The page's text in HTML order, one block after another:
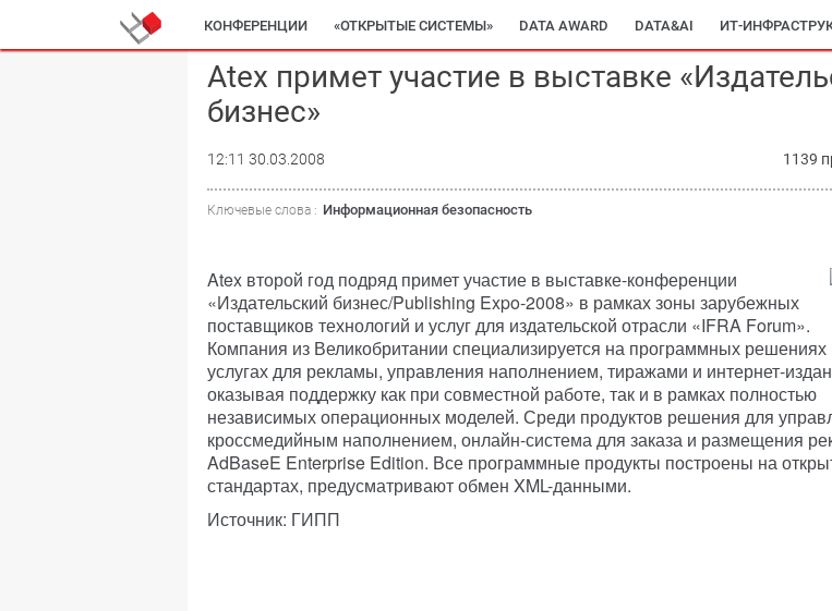
КОНФЕРЕНЦИИ «ОТКРЫТЫЕ СИСТЕМЫ» DATA AWARD DATA&AI ИТ-
Atex примет участие в выставке
бизнес»
12:11 30.03.2008 1139
Ключевые слова : Информационная безопасность
Atex второй год подряд примет участие в выставке-конференции
«Издательский бизнес/Publishing Expo-2008» в рамках зоны зарубежных
поставщиков технологий и услуг для издательской отрасли «IFRA Forum».
Компания из Великобритании специализируется на программных решениях
услугах для рекламы, управления наполнением, тиражами и интернет-
оказывая поддержку как при совместной работе, так и в рамках полностью
независимых операционных моделей. Среди продуктов решения для
кроссмедийным наполнением, онлайн-система для заказа и размещения
AdBaseE Enterprise Edition. Все программные продукты построены на
стандартах, предусматривают обмен XML-данными.
Источник: ГИПП